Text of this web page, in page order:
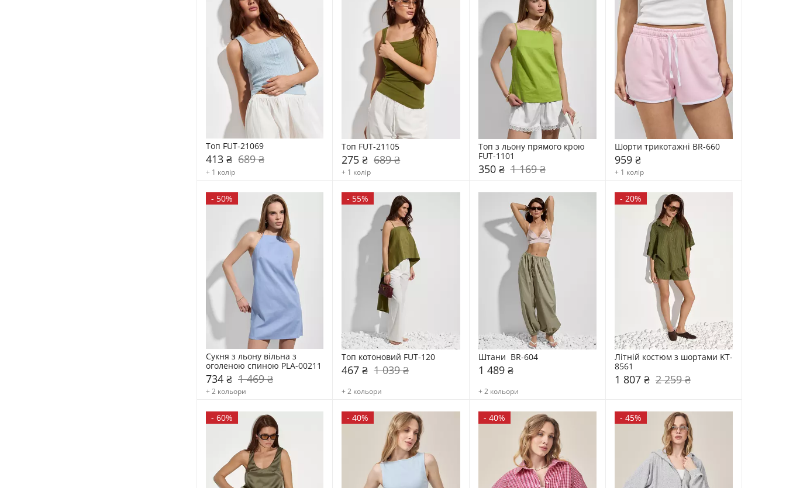
Топ FUT-21069
413 ₴ 689 ₴
+ 1 колір
Топ FUT-21105
275 ₴ 689 ₴
+ 1 колір
Топ з льону прямого крою
FUT-1101
350 ₴ 1 169 ₴
Шорти трикотажні BR-660
959 ₴
+ 1 колір
- 50%
Сукня з льону вільна з
оголеною спиною PLA-00211
734 ₴ 1 469 ₴
+ 2 кольори
- 55%
Топ котоновий FUT-120
467 ₴ 1 039 ₴
+ 2 кольори
Штани  BR-604
1 489 ₴
+ 2 кольори
- 20%
Літній костюм з шортами KT-
8561
1 807 ₴ 2 259 ₴
- 60% -40% - 40% - 45%